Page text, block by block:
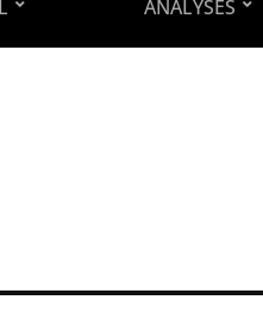
ANALYSES